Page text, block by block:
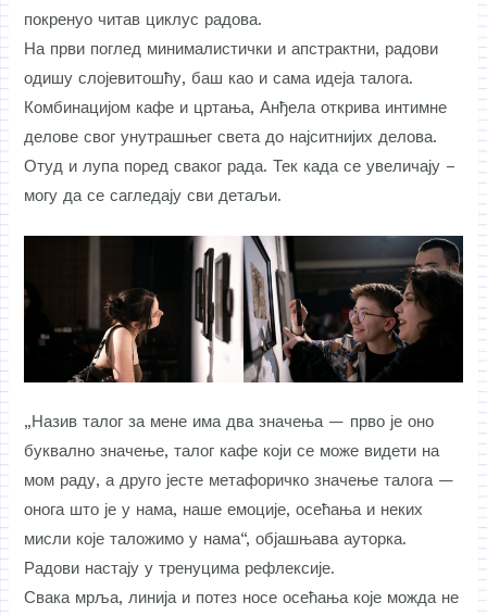
покренуо читав циклус радова.
На први поглед минималистички и апстрактни, радови
одишу слојевитошћу, баш као и сама идеја талога.
Комбинацијом кафе и цртања, Анђела открива интимне
делове свог унутрашњег света до најситнијих делова.
Отуд и лупа поред сваког рада. Тек када се увеличају –
могу да се сагледају сви детаљи.
„Назив талог за мене има два значења — прво је оно
буквално значење, талог кафе који се може видети на
мом раду, а друго јесте метафоричко значење талога —
онога што је у нама, наше емоције, осећања и неких
мисли које таложимо у нама“, објашњава ауторка.
Радови настају у тренуцима рефлексије.
Свака мрља, линија и потез носе осећања које можда не